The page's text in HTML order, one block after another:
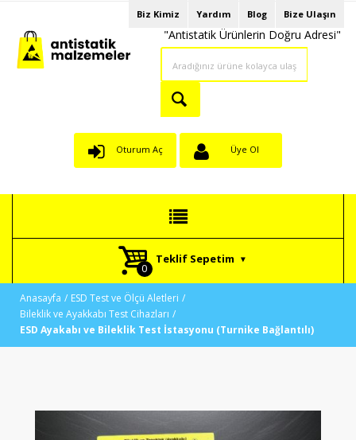
Biz Kimiz Yardım Blog Bize Ulaşın
"Antistatik Ürünlerin Doğru Adresi"
Oturum Aç Üye Ol
Teklif Sepetim
Anasayfa
ESD Test ve Ölçü Aletleri
Bileklik ve Ayakkabı Test Cihazları
ESD Ayakabı ve Bileklik Test İstasyonu (Turnike Bağlantılı)